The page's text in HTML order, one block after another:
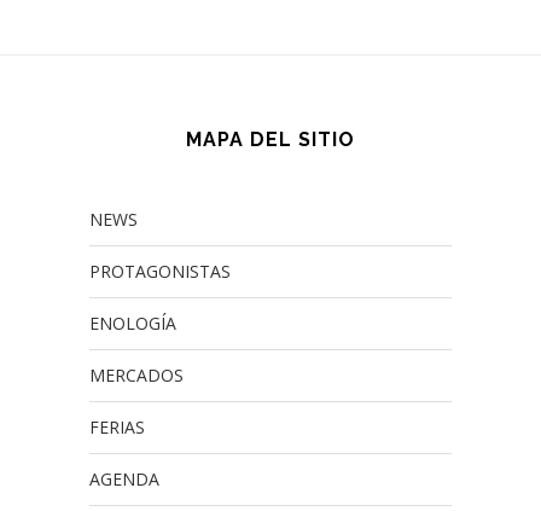
MAPA DEL SITIO
NEWS
PROTAGONISTAS
ENOLOGÍA
MERCADOS
FERIAS
AGENDA